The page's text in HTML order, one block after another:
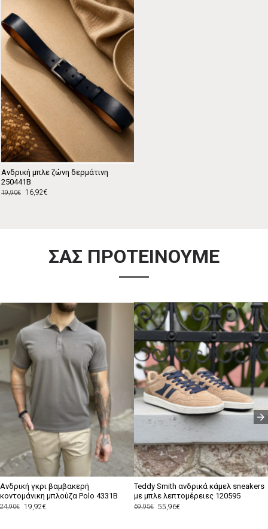
Ανδρική μπλε ζώνη δερμάτινη
250441B
16,92€
19,90€
ΣΑΣ ΠΡΟΤΕΙΝΟΥΜΕ
Ανδρική γκρι βαμβακερή
κοντομάνικη μπλούζα Polo 4331B
19,92€
24,90€
Teddy Smith ανδρικά κάμελ sneakers
με μπλε λεπτομέρειες 120595
55,96€
69,95€